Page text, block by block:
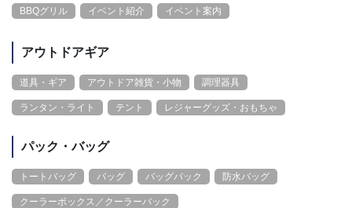
BBQグリル イベント紹介 イベント案内
アウトドアギア
道具・ギア アウトドア雑貨・小物 調理器具
ランタン・ライト テント レジャーグッズ・おもちゃ
パック・バッグ
トートバッグ バッグ バッグパック 防水バッグ
クーラーボックス／クーラーバック